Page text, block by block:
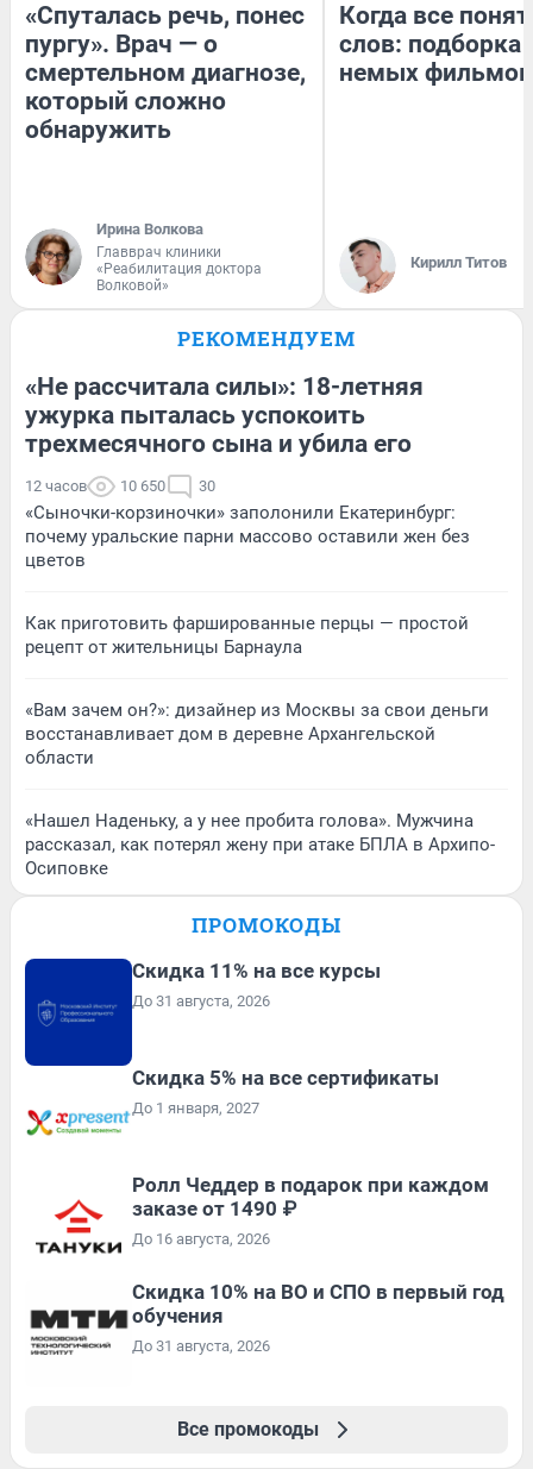
«Спуталась речь, понес
пургу». Врач — о
смертельном диагнозе,
который сложно
обнаружить
Ирина Волкова
Главврач клиники
«Реабилитация доктора
Волковой»
Когда все
слов: подборка
немых фильмов
Кирилл Титов
РЕКОМЕНДУЕМ
«Не рассчитала силы»: 18-летняя
ужурка пыталась успокоить
трехмесячного сына и убила его
12 часов 10 650 30
«Сыночки-корзиночки» заполонили Екатеринбург:
почему уральские парни массово оставили жен без
цветов
Как приготовить фаршированные перцы — простой
рецепт от жительницы Барнаула
«Вам зачем он?»: дизайнер из Москвы за свои деньги
восстанавливает дом в деревне Архангельской
области
«Нашел Наденьку, а у нее пробита голова». Мужчина
рассказал, как потерял жену при атаке БПЛА в Архипо-
Осиповке
ПРОМОКОДЫ
Скидка 11% на все курсы
До 31 августа, 2026
Скидка 5% на все сертификаты
До 1 января, 2027
Ролл Чеддер в подарок при каждом
заказе от 1490 ₽
До 16 августа, 2026
Скидка 10% на ВО и СПО в первый год
обучения
До 31 августа, 2026
Все промокоды